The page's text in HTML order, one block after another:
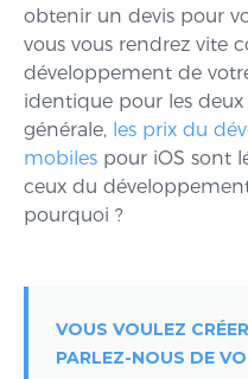
obtenir un devis pour
vous vous rendrez vite
développement de
identique pour les
générale, les prix du
mobiles pour iOS sont
ceux du
pourquoi ?
VOUS VOULEZ
PARLEZ-NOUS DE